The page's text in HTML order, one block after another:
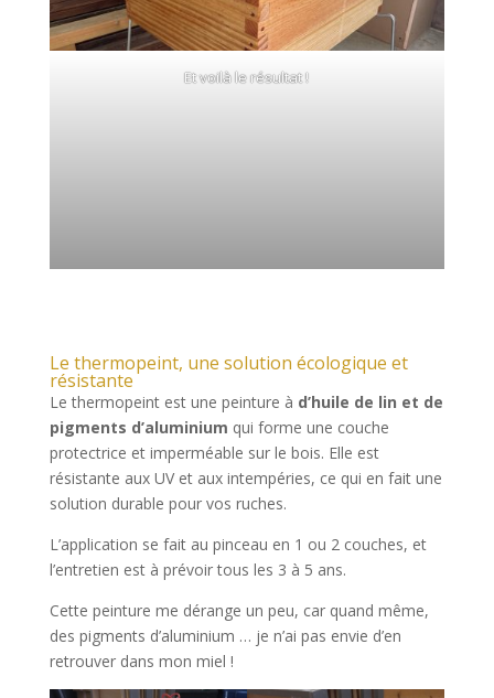
Et voilà le résultat !
Le thermopeint, une solution écologique et
résistante
Le thermopeint est une peinture à d’huile de lin et de
pigments d’aluminium qui forme une couche
protectrice et imperméable sur le bois. Elle est
résistante aux UV et aux intempéries, ce qui en fait une
solution durable pour vos ruches.
L’application se fait au pinceau en 1 ou 2 couches, et
l’entretien est à prévoir tous les 3 à 5 ans.
Cette peinture me dérange un peu, car quand même,
des pigments d’aluminium … je n’ai pas envie d’en
retrouver dans mon miel !